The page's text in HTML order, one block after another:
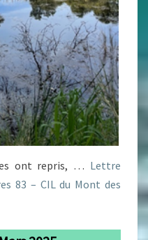
ont repris, … Lettre
83 – CIL du Mont des